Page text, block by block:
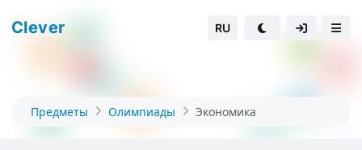
Clever RU
Предметы Олимпиады Экономика